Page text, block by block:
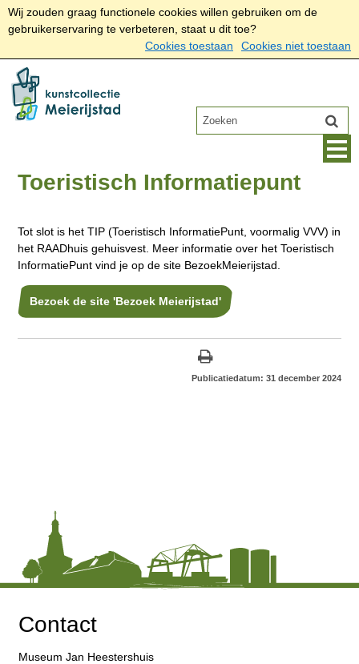
Wij zouden graag functionele cookies willen gebruiken om de
gebruikerservaring te verbeteren, staat u dit toe?
Cookies toestaan
Cookies niet toestaan
Toeristisch Informatiepunt
Tot slot is het TIP (Toeristisch InformatiePunt, voormalig VVV) in
het RAADhuis gehuisvest. Meer informatie over het Toeristisch
InformatiePunt vind je op de site BezoekMeierijstad.
Bezoek de site 'Bezoek Meierijstad'
Publicatiedatum: 31 december 2024
Contact
Museum Jan Heestershuis